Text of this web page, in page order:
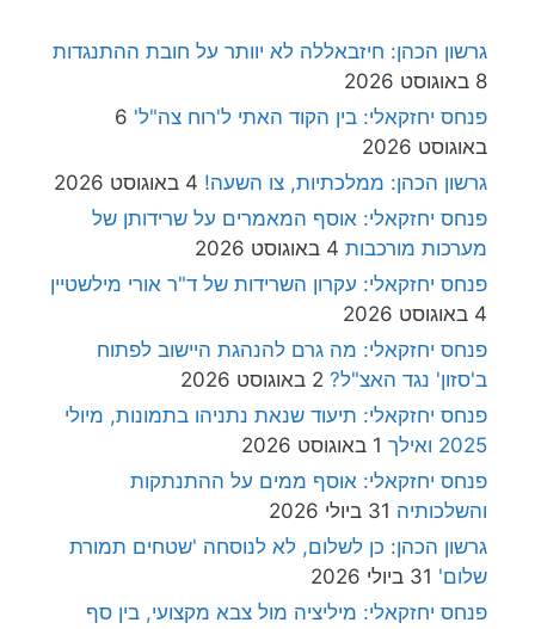
גרשון הכהן: חיזבאללה לא יוותר על חובת ההתנגדות
8 באוגוסט 2026
פנחס יחזקאלי: בין הקוד האתי ל'רוח צה"ל' 6
באוגוסט 2026
גרשון הכהן: ממלכתיות, צו השעה! 4 באוגוסט 2026
פנחס יחזקאלי: אוסף המאמרים על שרידותן של
מערכות מורכבות 4 באוגוסט 2026
פנחס יחזקאלי: עקרון השרידות של ד"ר אורי מילשטיין
4 באוגוסט 2026
פנחס יחזקאלי: מה גרם להנהגת היישוב לפתוח
ב'סזון' נגד האצ"ל? 2 באוגוסט 2026
פנחס יחזקאלי: תיעוד שנאת נתניהו בתמונות, מיולי
2025 ואילך
1 באוגוסט 2026
פנחס יחזקאלי: אוסף ממים על ההתנתקות
והשלכותיה 31 ביולי 2026
גרשון הכהן: כן לשלום, לא לנוסחה 'שטחים תמורת
שלום' 31 ביולי 2026
פנחס יחזקאלי: מיליציה מול צבא מקצועי, בין סף